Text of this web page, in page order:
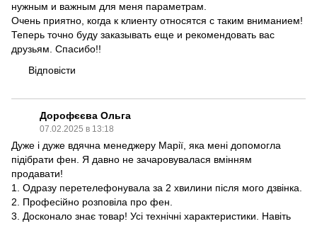
нужным и важным для меня параметрам.
Очень приятно, когда к клиенту относятся с таким вниманием!
Теперь точно буду заказывать еще и рекомендовать вас
друзьям. Спасибо!!
Відповісти
Дорофєєва Ольга
07.02.2025 в 13:18
Дуже і дуже вдячна менеджеру Марії, яка мені допомогла
підібрати фен. Я давно не зачаровувалася вмінням
продавати!
1. Одразу перетелефонувала за 2 хвилини після мого дзвінка.
2. Професійно розповіла про фен.
3. Досконало знає товар! Усі технічні характеристики. Навіть